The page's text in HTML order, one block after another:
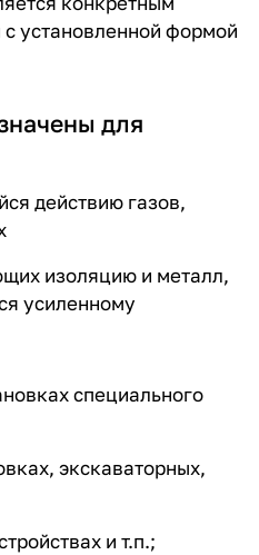
с установленной формой
для
действию газов,
изоляцию и металл,
усиленному
специального
экскаваторных,
и т.п.;